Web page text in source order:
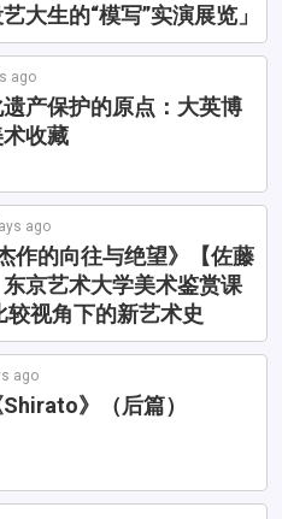
大生的“模写”实演展览」
ago
产保护的原点：大英博
收藏
ago
作的向往与绝望》【佐藤
京艺术大学美术鉴赏课
较视角下的新艺术史
ago
》（后篇）